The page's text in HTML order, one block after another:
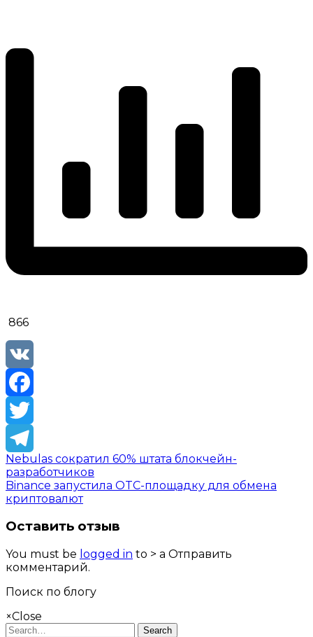
866
VK
Facebook
Twitter
Telegram
Nebulas сократил 60% штата блокчейн-
разработчиков
Binance запустила OTC-площадку для обмена
криптовалют
Оставить отзыв
You must be logged in to > a Отправить
комментарий.
Поиск по блогу
×Close
Search